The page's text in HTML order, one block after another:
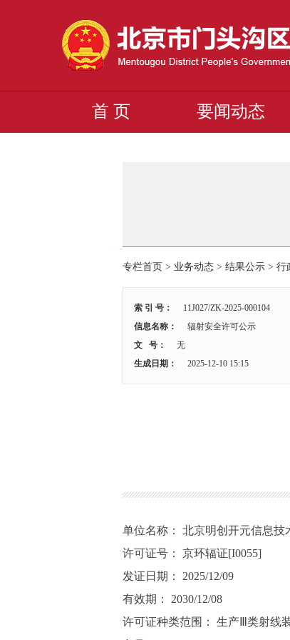
首 页 要闻动态
专栏首页 > 业务动态 > 结果公示 > 行
索 引 号： 11J027/ZK-2025-000104
信息名称：
辐射安全许可公示
文 号：
无
生成日期：
2025-12-10 15:15
单位名称： 北京明创开元信息技
许可证号： 京环辐证[I0055]
发证日期： 2025/12/09
有效期： 2030/12/08
许可证种类范围： 生产Ⅲ类射线